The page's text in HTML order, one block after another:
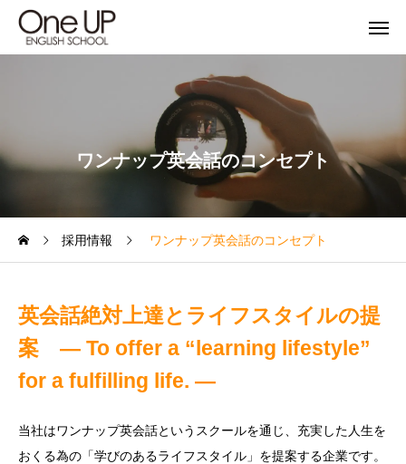
ワンナップ英会話のコンセプト
採用情報 ワンナップ英会話のコンセプト
英会話絶対上達とライフスタイルの提
案 ― To offer a “learning lifestyle”
for a fulfilling life. ―
当社はワンナップ英会話というスクールを通じ、充実した人生を
おくる為の「学びのあるライフスタイル」を提案する企業です。